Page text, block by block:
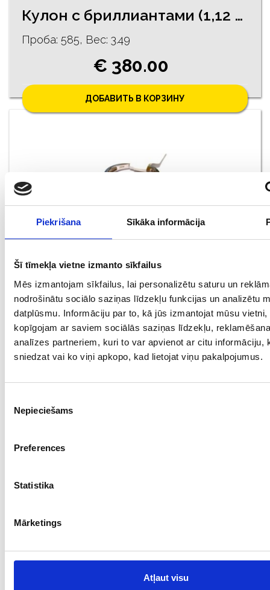
Piekrišana Sīkāka informācija
Šī tīmekļa vietne izmanto sīkfailus
Mēs izmantojam sīkfailus, lai personalizētu saturu un
nodrošinātu sociālo saziņas līdzekļu funkcijas un analizētu
datplūsmu. Informāciju par to, kā jūs izmantojat mūsu
kopīgojam ar saviem sociālās saziņas līdzekļu,
analīzes partneriem, kuri to var apvienot ar citu informāciju,
sniedzat vai ko viņi apkopo, kad lietojat viņu pakalpojumus.
izvēle
Nepieciešams
Preferences
Statistika
Mārketings
Atļaut visu
Кулон с бриллиантами (1,12 ct), культивированный жемчуг 35g2-1163
Проба: 585, Bес: 3.49
€ 380.00
ДОБАВИТЬ В КОРЗИНУ
Проба: 585, Bес: 2.29
€ 370.00
ДОБАВИТЬ В КОРЗИНУ
€ 370.00